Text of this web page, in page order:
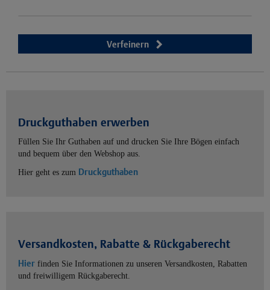
Verfeinern
Druckguthaben erwerben
Füllen Sie Ihr Guthaben auf und drucken Sie Ihre Bögen einfach
und bequem über den Webshop aus.
Hier geht es zum Druckguthaben
Versandkosten, Rabatte & Rückgaberecht
Hier finden Sie Informationen zu unseren Versandkosten, Rabatten
und freiwilligem Rückgaberecht.